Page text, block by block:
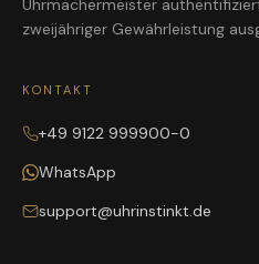
Uhrmachermeister
zweijähriger Gewährleistung
KONTAKT
+49 9122 999900-0
WhatsApp
support@uhrinstinkt.de